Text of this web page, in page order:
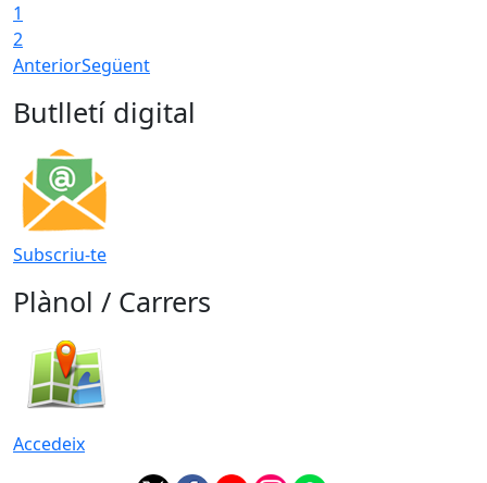
1
2
AnteriorSegüent
Butlletí digital
Subscriu-te
Plànol / Carrers
Accedeix